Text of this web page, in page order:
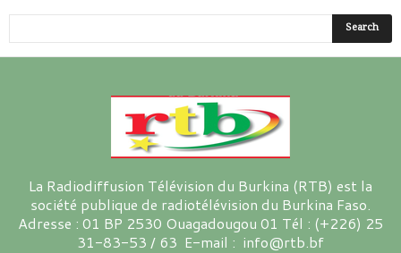
La Radiodiffusion Télévision du Burkina (RTB) est la
société publique de radiotélévision du Burkina Faso.
Adresse : 01 BP 2530 Ouagadougou 01 Tél : (+226) 25
31-83-53 / 63 E-mail : info@rtb.bf